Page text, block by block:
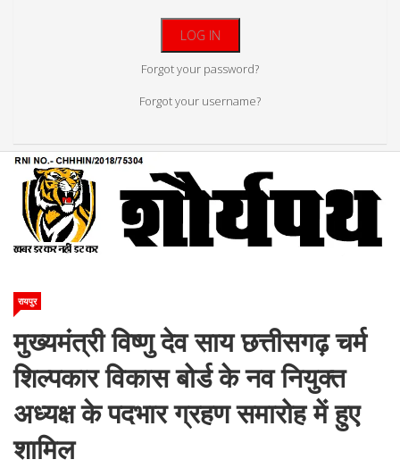
Forgot your password?
Forgot your username?
रायपुर
मुख्यमंत्री विष्णु देव साय छत्तीसगढ़ चर्म
शिल्पकार विकास बोर्ड के नव नियुक्त
अध्यक्ष के पदभार ग्रहण समारोह में हुए
शामिल